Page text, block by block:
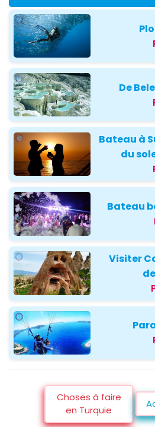
De
Bateau à
du
Bateau
Visiter
Choses à faire
en Turquie